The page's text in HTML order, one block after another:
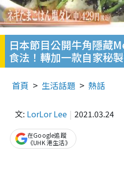
日本節目公開牛角隱藏
食法！轉加一款自家秘
首頁 生活話題 熱話
文: LorLor Lee 2021.03.24
在Google追蹤
《UHK 港生活》